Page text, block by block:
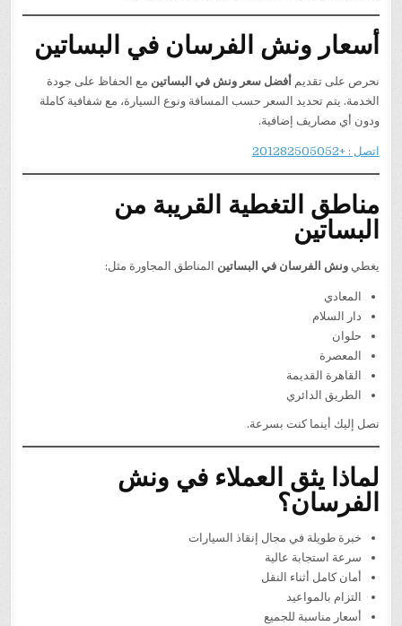
أسعار ونش الفرسان في البساتين
نحرص على تقديم أفضل سعر ونش في البساتين مع الحفاظ على جودة
الخدمة. يتم تحديد السعر حسب المسافة ونوع السيارة، مع شفافية كاملة
ودون أي مصاريف إضافية.
اتصل : +201282505052
مناطق التغطية القريبة من
البساتين
يغطيونش الفرسان في البساتين المناطق المجاورة مثل:
المعادي
دار السلام
حلوان
المعصرة
القاهرة القديمة
الطريق الدائري
نصل إليك أينما كنت بسرعة.
لماذا يثق العملاء في ونش
الفرسان؟
خبرة طويلة في مجال إنقاذ السيارات
سرعة استجابة عالية
أمان كامل أثناء النقل
التزام بالمواعيد
أسعار مناسبة للجميع